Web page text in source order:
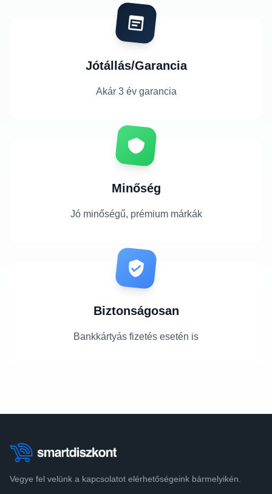
Jótállás/Garancia
Akár 3 év garancia
Minőség
Jó minőségű, prémium márkák
Biztonságosan
Bankkártyás fizetés esetén is
Vegye fel velünk a kapcsolatot elérhetőségeink bármelyikén.